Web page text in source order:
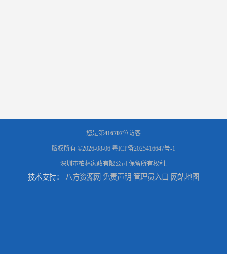
您是第416707位访客
版权所有 ©2026-08-06 粤ICP备2025416647号-1
深圳市柏林家政有限公司 保留所有权利.
技术支持： 八方资源网 免责声明 管理员入口 网站地图